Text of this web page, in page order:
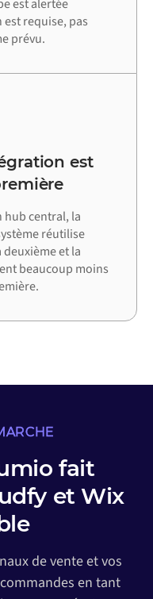
est alertée
requise, pas
prévu.
est
hub central, la
réutilise
et la
beaucoup moins
fait
et Wix
de vente et vos
en tant